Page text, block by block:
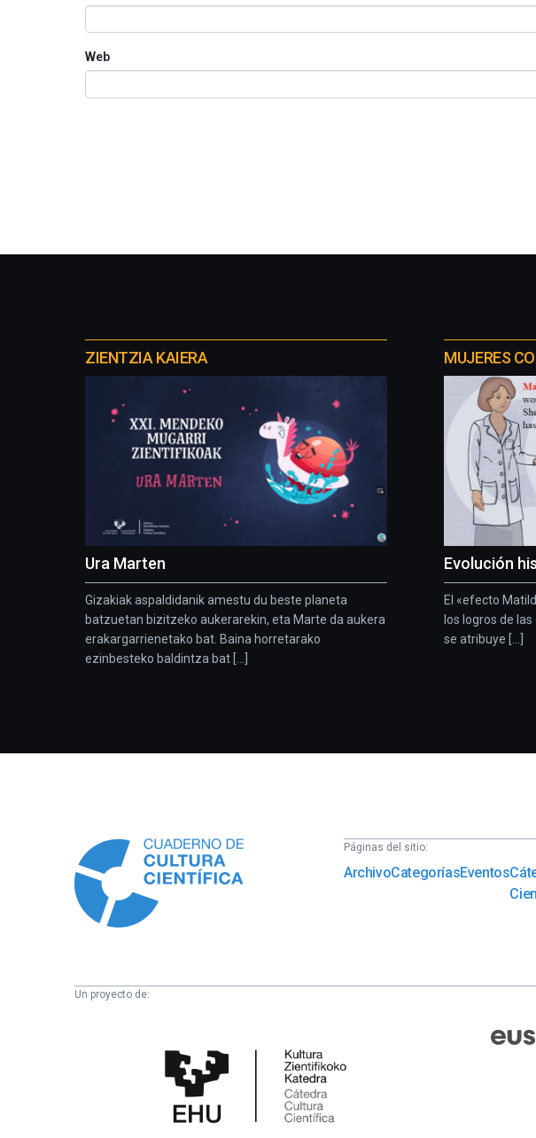
Web
proyectos
ZIENTZIA KAIERA
Ura Marten
Gizakiak aspaldidanik amestu du beste planeta
batzuetan bizitzeko aukerarekin, eta Marte da aukera
erakargarrienetako bat. Baina horretarako
ezinbesteko baldintza bat [...]
MUJERES
Evolución
El «efecto
los logros de
se atribuye [...]
Páginas del sitio:
ArchivoCategoríasEventos
Un proyecto de:
Científica